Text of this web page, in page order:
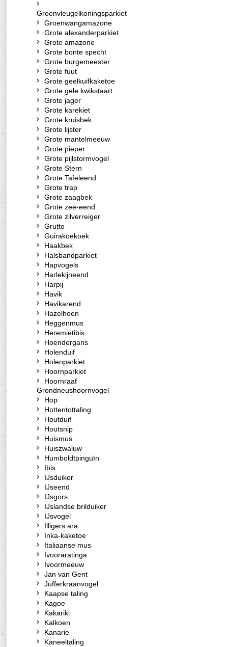
Groenvleugelkoningsparkiet
Groenwangamazone
Grote alexanderparkiet
Grote amazone
Grote bonte specht
Grote burgemeester
Grote fuut
Grote geelkuifkaketoe
Grote gele kwikstaart
Grote jager
Grote karekiet
Grote kruisbek
Grote lijster
Grote mantelmeeuw
Grote pieper
Grote pijlstormvogel
Grote Stern
Grote Tafeleend
Grote trap
Grote zaagbek
Grote zee-eend
Grote zilverreiger
Grutto
Guirakoekoek
Haakbek
Halsbandparkiet
Hapvogels
Harlekijneend
Harpij
Havik
Havikarend
Hazelhoen
Heggenmus
Heremietibis
Hoendergans
Holenduif
Holenparkiet
Hoornparkiet
Hoornraaf
Grondneushoornvogel
Hop
Hottentottaling
Houtduif
Houtsnip
Huismus
Huiszwaluw
Humboldtpinguïn
Ibis
IJsduiker
IJseend
IJsgors
IJslandse brilduiker
IJsvogel
Illigers ara
Inka-kaketoe
Italiaanse mus
Ivooraratinga
Ivoormeeuw
Jan van Gent
Jufferkraanvogel
Kaapse taling
Kagoe
Kakariki
Kalkoen
Kanarie
Kaneeltaling